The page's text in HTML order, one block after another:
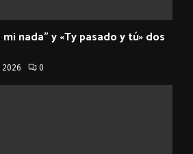
nada” y «Ty pasado y tú» dos
0